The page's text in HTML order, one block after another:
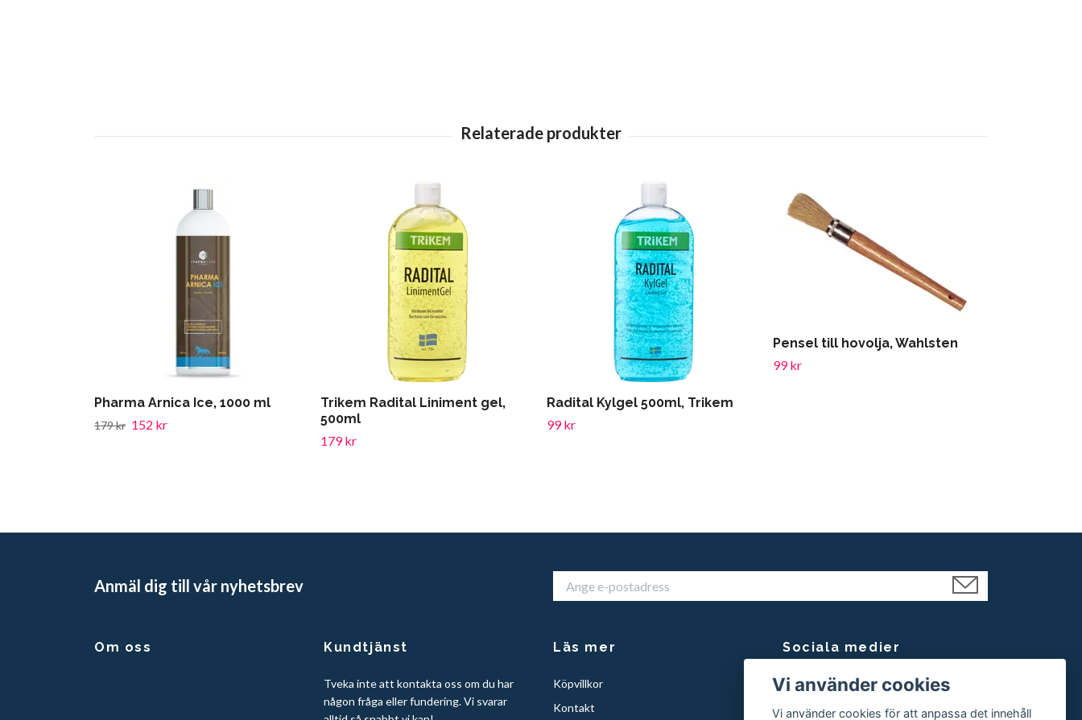
Pharma Arnica Ice, 1000 ml
179 kr 152 kr
Trikem Radital Liniment gel,
500ml
179 kr
Radital Kylgel 500ml, Trikem
99 kr
Pensel till hovolja, Wahlsten
99 kr
Anmäl dig till vår nyhetsbrev
Om oss Kundtjänst
Tveka inte att kontakta oss om du har
någon fråga eller fundering. Vi svarar
Läs mer
Köpvillkor
Kontakt
Sociala medier
Facebook
Instagram
Vi använder cookies
Vi använder cookies för att anpassa det innehåll